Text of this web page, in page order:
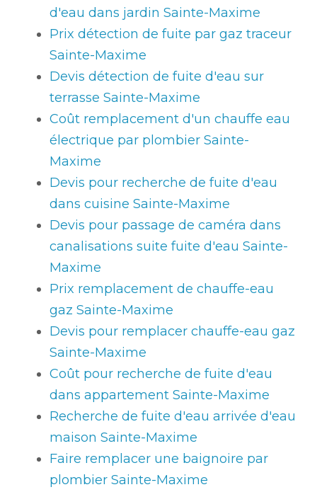
d'eau dans jardin Sainte-Maxime
Prix détection de fuite par gaz traceur
Sainte-Maxime
Devis détection de fuite d'eau sur
terrasse Sainte-Maxime
Coût remplacement d'un chauffe eau
électrique par plombier Sainte-
Maxime
Devis pour recherche de fuite d'eau
dans cuisine Sainte-Maxime
Devis pour passage de caméra dans
canalisations suite fuite d'eau Sainte-
Maxime
Prix remplacement de chauffe-eau
gaz Sainte-Maxime
Devis pour remplacer chauffe-eau gaz
Sainte-Maxime
Coût pour recherche de fuite d'eau
dans appartement Sainte-Maxime
Recherche de fuite d'eau arrivée d'eau
maison Sainte-Maxime
Faire remplacer une baignoire par
plombier Sainte-Maxime